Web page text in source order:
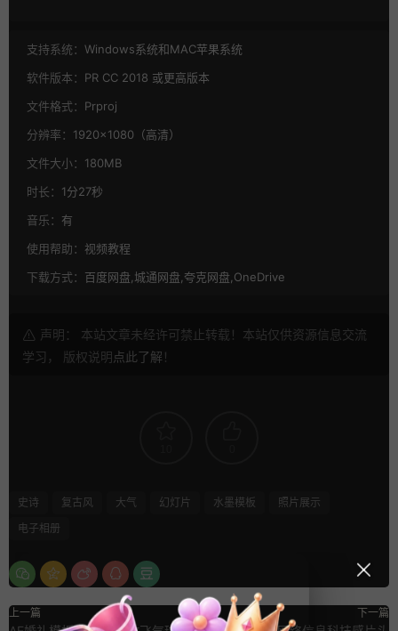
支持系统： Windows系统和MAC苹果系统
软件版本： PR CC 2018 或更高版本
文件格式： Prproj
分辨率： 1920×1080（高清）
文件大小： 180MB
时长： 1分27秒
音乐： 有
使用帮助： 视频教程
下载方式： 百度网盘,城通网盘,夸克网盘,OneDrive
声明： 本站文章未经许可禁止转载！本站仅供资源信息交流
学习， 版权说明点此了解 ！
史诗 复古风 大气 幻灯片 水墨模板
照片展示
电子相册
上一篇 下一篇